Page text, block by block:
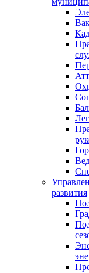
развития